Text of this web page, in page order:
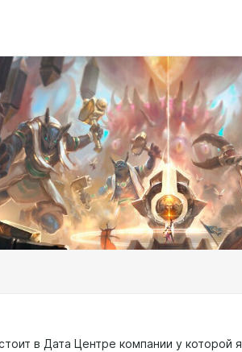
в Дата Центре компании у которой я